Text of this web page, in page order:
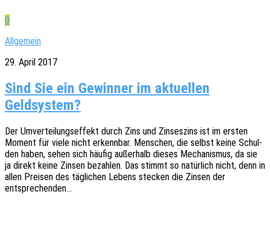
0
Allgemein
29. April 2017
Sind Sie ein Gewinner im aktuellen
Geldsystem?
Der Umver­tei­lungs­ef­fekt durch Zins und Zinses­zins ist im ersten
Moment für viele nicht erkenn­bar. Menschen, die selbst keine Schul­
den haben, sehen sich häufig außer­halb dieses Mecha­nis­mus, da sie
ja direkt keine Zinsen bezah­len. Das stimmt so natür­lich nicht, denn in
allen Prei­sen des tägli­chen Lebens stecken die Zinsen der
entsprechenden…